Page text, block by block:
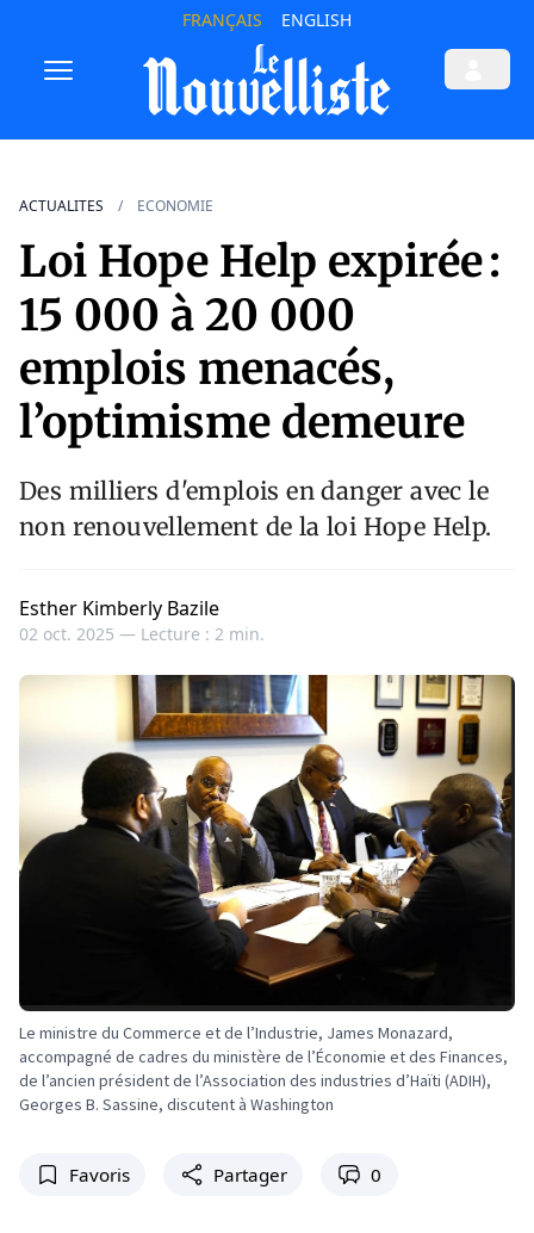
FRANÇAIS ENGLISH
ACTUALITES ECONOMIE
Loi Hope Help expirée :
15 000 à 20 000
emplois menacés,
l’optimisme demeure
Des milliers d'emplois en danger avec le
non renouvellement de la loi Hope Help.
Esther Kimberly Bazile
02 oct. 2025 — Lecture : 2 min.
Le ministre du Commerce et de l’Industrie, James Monazard,
accompagné de cadres du ministère de l’Économie et des Finances,
de l’ancien président de l’Association des industries d’Haïti (ADIH),
Georges B. Sassine, discutent à Washington
Favoris Partager 0